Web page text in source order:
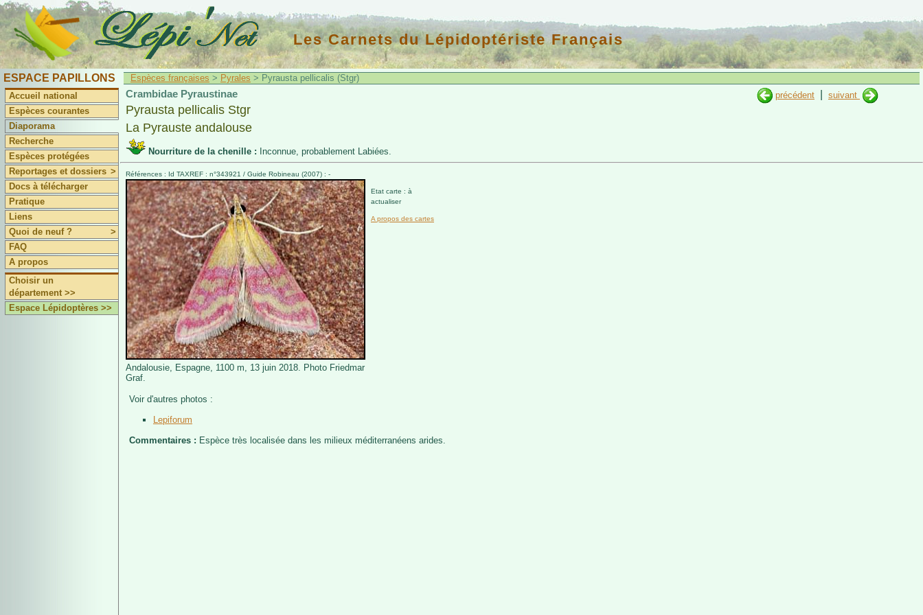
Les Carnets du Lépidoptériste Français
ESPACE PAPILLONS
Accueil national
Espèces courantes
Diaporama
Recherche
Espèces protégées
Reportages et dossiers >
Docs à télécharger
Pratique
Liens
Quoi de neuf ?
>
FAQ
A propos
Choisir un
département >>
Espace Lépidoptères >>
Espèces françaises > Pyrales > Pyrausta pellicalis (Stgr)
précédent
suivant
Crambidae Pyraustinae
Pyrausta pellicalis Stgr
La Pyrauste andalouse
Nourriture de la chenille : Inconnue, probablement Labiées.
Références : Id TAXREF : n°343921 / Guide Robineau (2007) : -
Andalousie, Espagne, 1100 m, 13 juin 2018. Photo Friedmar
Graf.
Etat carte : à
actualiser
A propos des cartes
Voir d'autres photos :
Lepiforum
Commentaires : Espèce très localisée dans les milieux méditerranéens arides.